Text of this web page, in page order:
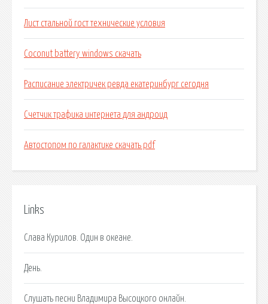
Лист стальной гост технические условия
Coconut battery windows скачать
Расписание электричек ревда екатеринбург сегодня
Счетчик трафика интернета для андроид
Автостопом по галактике скачать pdf
Links
Cлава Курилов. Один в океане.
День.
Слушать песни Владимира Высоцкого онлайн.